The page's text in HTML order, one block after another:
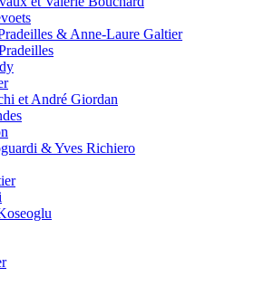
& Anne-Laure Galtier
et André Giordan
& Yves Richiero